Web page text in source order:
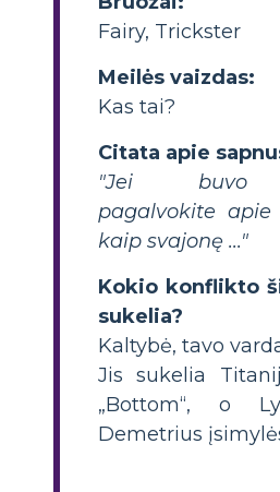
Fairy, Trickster
Meilės vaizdas:
Kas tai?
Citata apie
"Jei buvo
pagalvokite
kaip svajonę ..."
Kokio konflikto
sukelia?
Kaltybė, tavo
Jis sukelia
„Bottom“, o
Demetrius